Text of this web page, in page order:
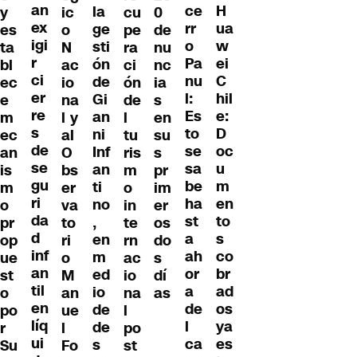
y
es
ta
bl
ec
e
m
ec
an
is
m
o
pr
op
ue
st
o
po
r
Su
an
ex
igi
r
ci
er
re
s
de
se
gu
ri
da
d
inf
an
til
en
líq
ui
ic
o
N
ac
io
na
l y
al
O
bs
er
va
to
ri
o
M
an
ue
l
Fo
la
ge
sti
ón
de
Gi
an
ni
Inf
an
ti
no
,
en
m
ed
io
de
de
s
cu
pe
ra
ci
ón
de
l
tu
ris
m
o
in
te
rn
ac
io
na
l
po
st
0
de
nu
nc
ia
s
en
su
s
pr
im
er
os
do
s
dí
as
ce
rr
o
Pa
nu
l:
Es
to
se
sa
be
ha
st
a
ah
or
a
de
l
ca
H
ua
w
ei
C
hil
e:
D
oc
u
m
en
to
s
co
br
ad
os
ya
es